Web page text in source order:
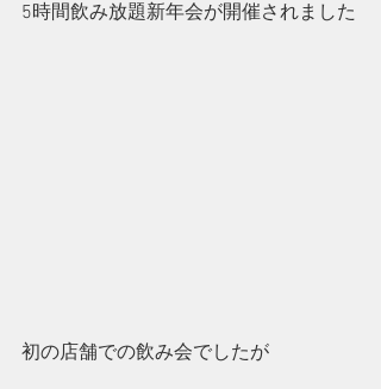
5時間飲み放題新年会が開催されました
初の店舗での飲み会でしたが